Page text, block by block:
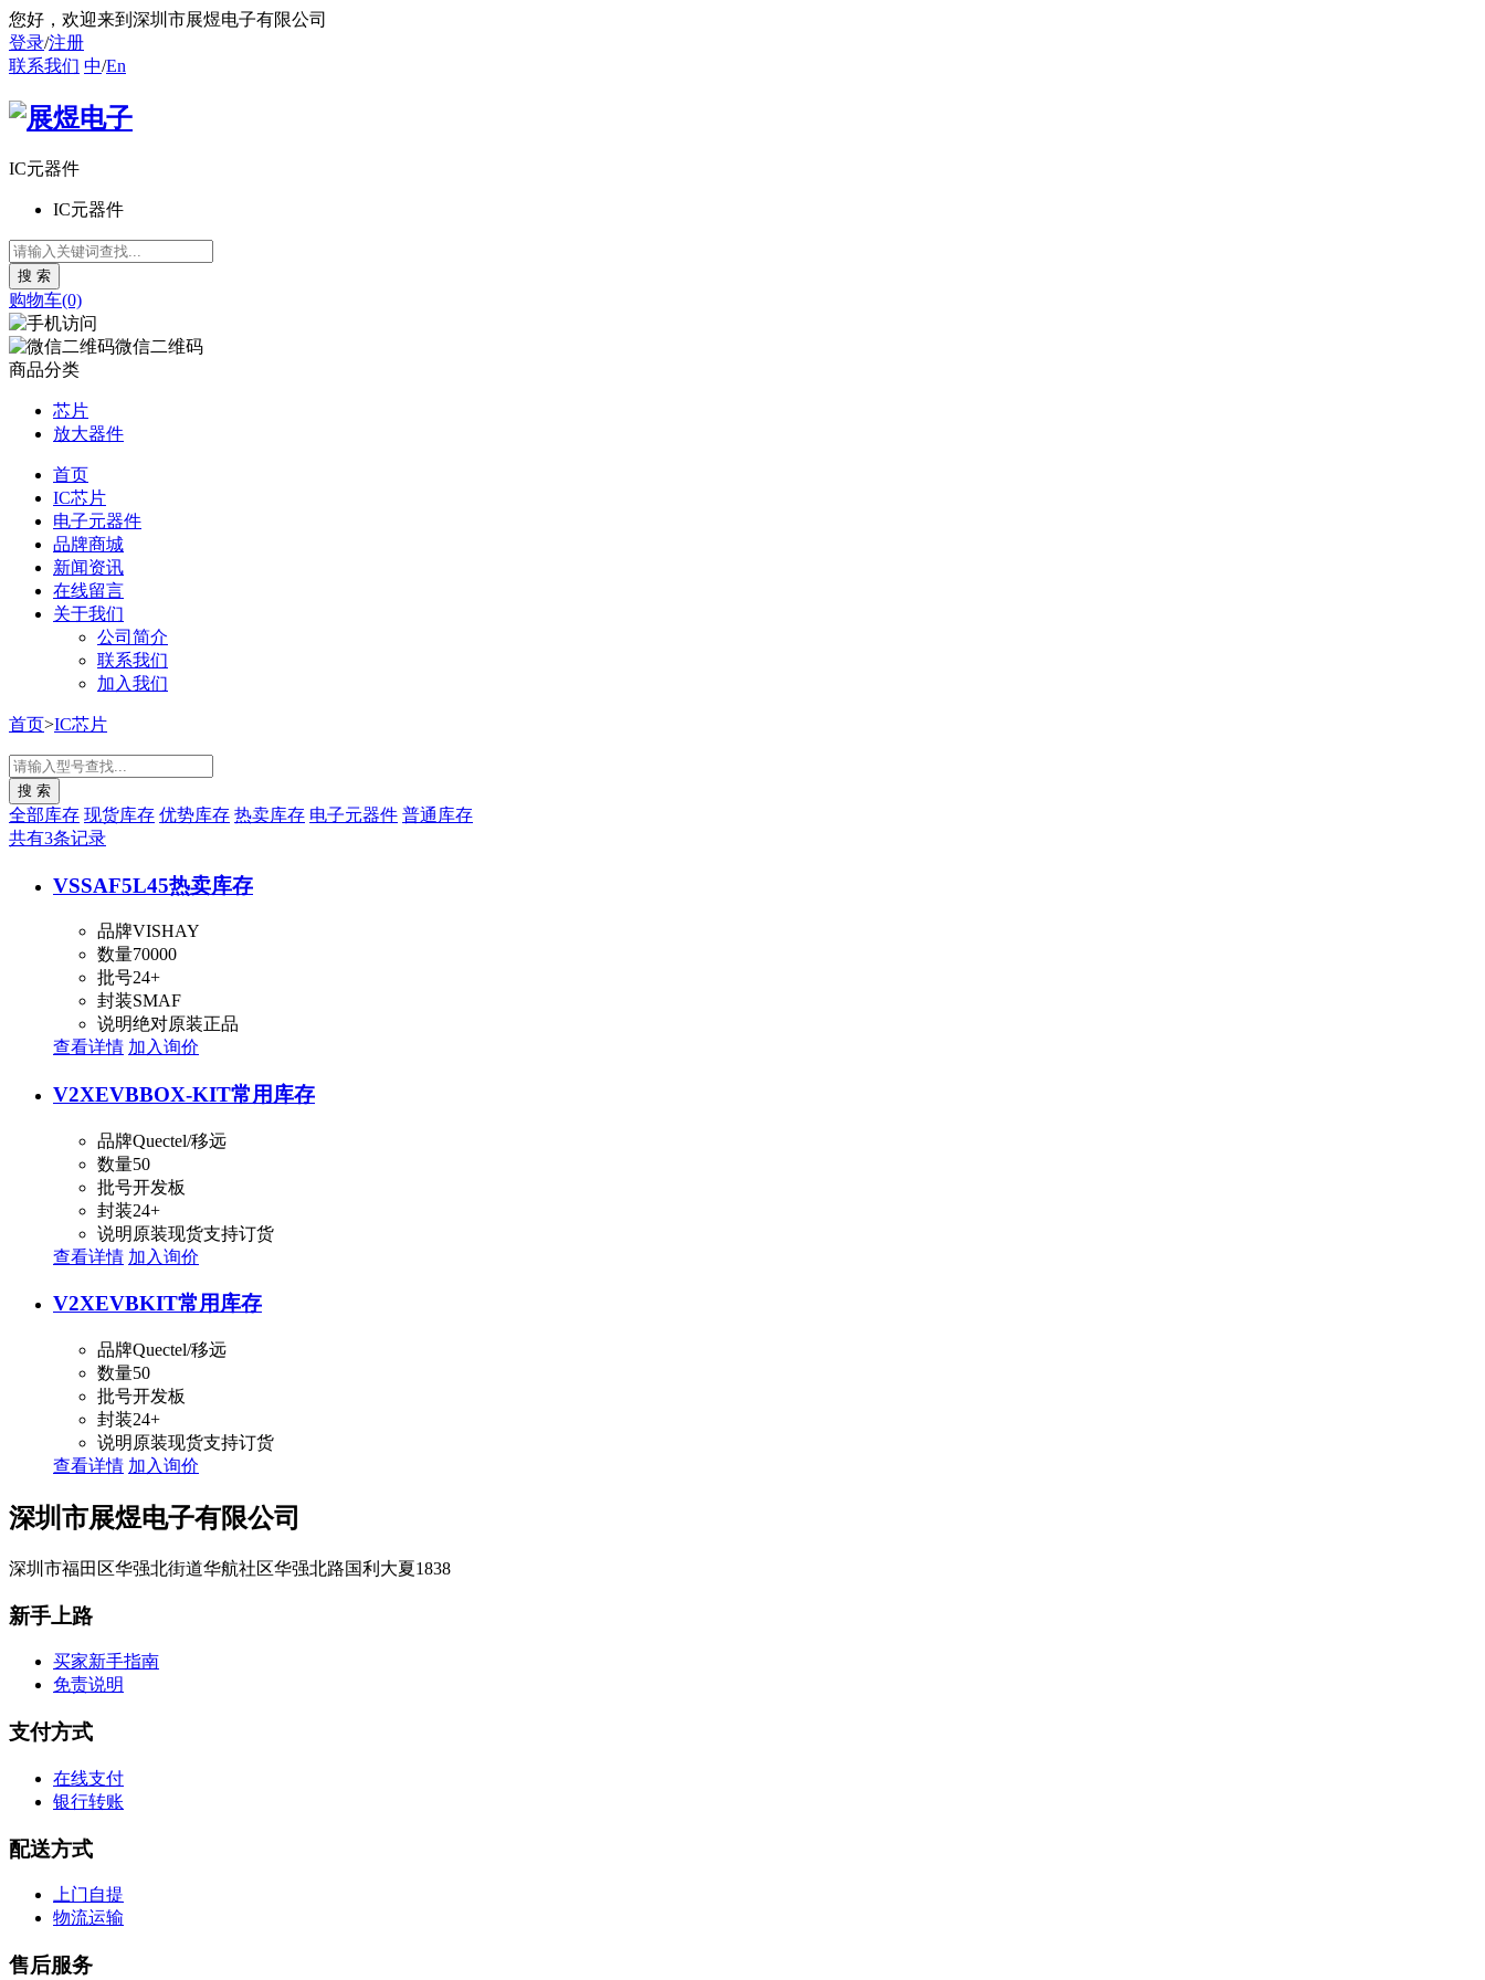
您好 ，欢迎来到深圳市展煜电子有限公司
登录/注册
联系我们 中/En
IC元器件
IC元器件
购物车(0)
微信二维码
商品分类
芯片
放大器件
首页
IC芯片
电子元器件
品牌商城
新闻资讯
在线留言
关于我们
公司简介
联系我们
加入我们
首页>IC芯片
全部库存 现货库存 优势库存 热卖库存 电子元器件 普通库存
共有3条记录
VSSAF5L45热卖库存
品牌VISHAY
数量70000
批号24+
封装SMAF
说明绝对原装正品
查看详情 加入询价
V2XEVBBOX-KIT常用库存
品牌Quectel/移远
数量50
批号开发板
封装24+
说明 原装现货支持订货
查看详情 加入询价
V2XEVBKIT常用库存
品牌Quectel/移远
数量50
批号开发板
封装24+
说明 原装现货支持订货
查看详情 加入询价
深圳市展煜电子有限公司
深圳市福田区华强北街道华航社区华强北路国利大夏1838
新手上路
买家新手指南
免责说明
支付方式
在线支付
银行转账
配送方式
上门自提
物流运输
售后服务